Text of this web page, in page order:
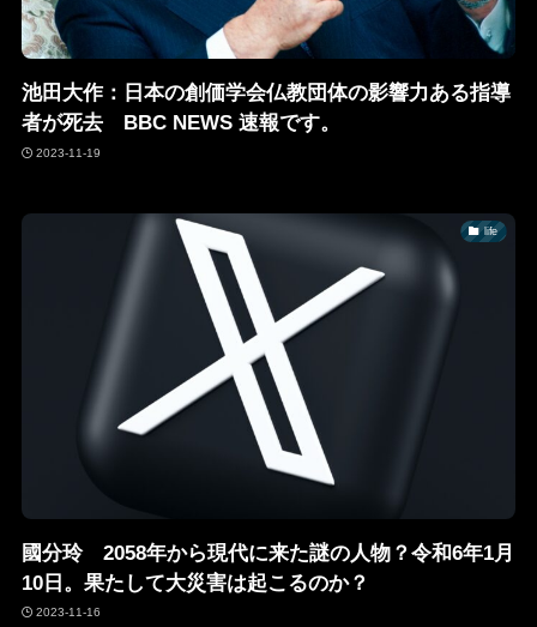
池田大作：日本の創価学会仏教団体の影響力ある指導
者が死去 BBC NEWS 速報です。
2023-11-19
life
國分玲 2058年から現代に来た謎の人物？令和6年1月
10日。果たして大災害は起こるのか？
2023-11-16